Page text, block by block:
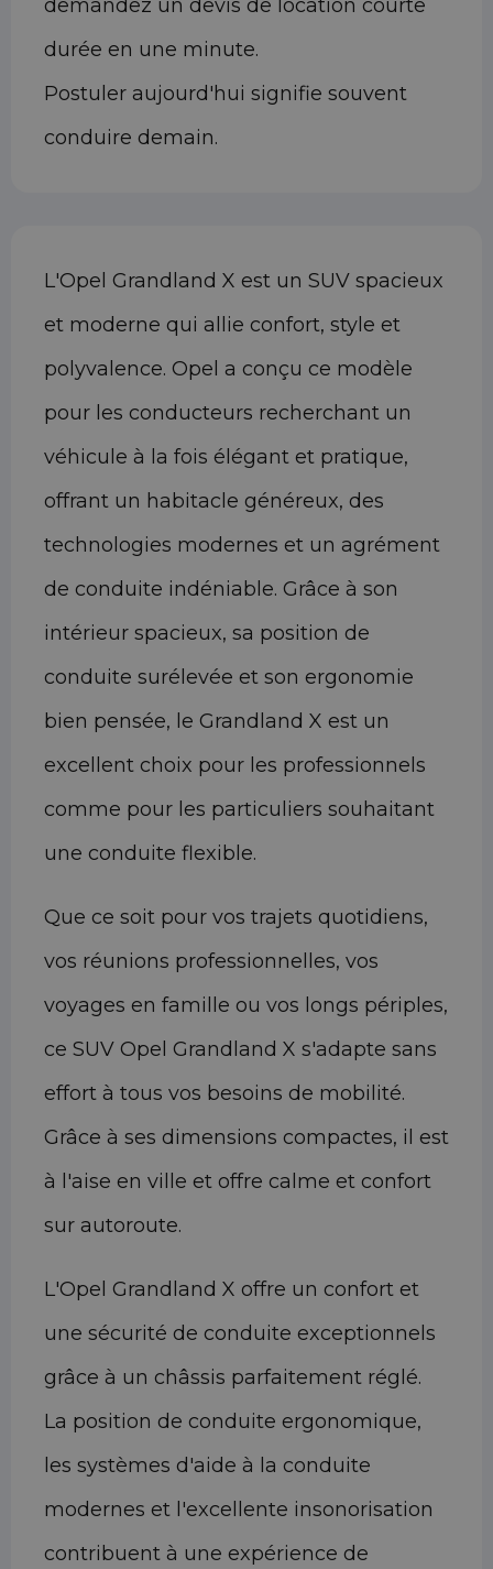
demandez un devis de location courte
durée en une minute.
Postuler aujourd'hui signifie souvent
conduire demain.
L'Opel Grandland X est un SUV spacieux
et moderne qui allie confort, style et
polyvalence. Opel a conçu ce modèle
pour les conducteurs recherchant un
véhicule à la fois élégant et pratique,
offrant un habitacle généreux, des
technologies modernes et un agrément
de conduite indéniable. Grâce à son
intérieur spacieux, sa position de
conduite surélevée et son ergonomie
bien pensée, le Grandland X est un
excellent choix pour les professionnels
comme pour les particuliers souhaitant
une conduite flexible.
Que ce soit pour vos trajets quotidiens,
vos réunions professionnelles, vos
voyages en famille ou vos longs périples,
ce SUV Opel Grandland X s'adapte sans
effort à tous vos besoins de mobilité.
Grâce à ses dimensions compactes, il est
à l'aise en ville et offre calme et confort
sur autoroute.
L'Opel Grandland X offre un confort et
une sécurité de conduite exceptionnels
grâce à un châssis parfaitement réglé.
La position de conduite ergonomique,
les systèmes d'aide à la conduite
modernes et l'excellente insonorisation
contribuent à une expérience de